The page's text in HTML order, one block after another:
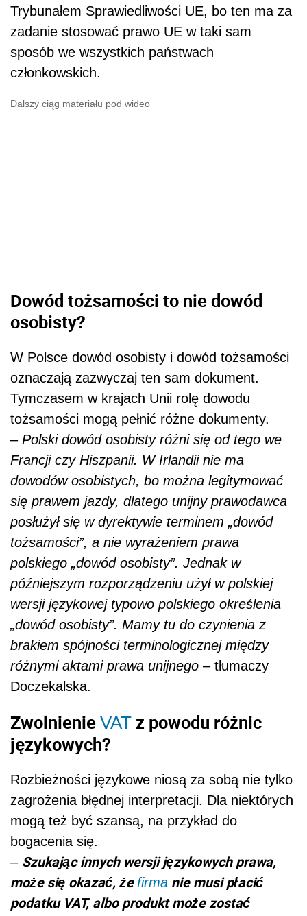
Trybunałem Sprawiedliwości UE, bo ten ma za
zadanie stosować prawo UE w taki sam
sposób we wszystkich państwach
członkowskich.
Dalszy ciąg materiału pod wideo
Dowód tożsamości to nie dowód
osobisty?
W Polsce dowód osobisty i dowód tożsamości
oznaczają zazwyczaj ten sam dokument.
Tymczasem w krajach Unii rolę dowodu
tożsamości mogą pełnić różne dokumenty.
– Polski dowód osobisty różni się od tego we
Francji czy Hiszpanii. W Irlandii nie ma
dowodów osobistych, bo można legitymować
się prawem jazdy, dlatego unijny prawodawca
posłużył się w dyrektywie terminem „dowód
tożsamości”, a nie wyrażeniem prawa
polskiego „dowód osobisty”. Jednak w
późniejszym rozporządzeniu użył w polskiej
wersji językowej typowo polskiego określenia
„dowód osobisty”. Mamy tu do czynienia z
brakiem spójności terminologicznej między
różnymi aktami prawa unijnego – tłumaczy
Doczekalska.
Zwolnienie VAT z powodu różnic
językowych?
Rozbieżności językowe niosą za sobą nie tylko
zagrożenia błędnej interpretacji. Dla niektórych
mogą też być szansą, na przykład do
bogacenia się.
– Szukając innych wersji językowych prawa,
może się okazać, że firma nie musi płacić
podatku VAT, albo produkt może zostać